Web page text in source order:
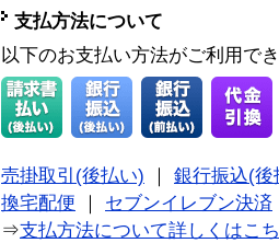
支払方法について
以下のお支払い方法がご利用で
売掛取引(後払い)
銀行振込(後
換宅配便
セブンイレブン決済
⇒支払方法について詳しくはこ